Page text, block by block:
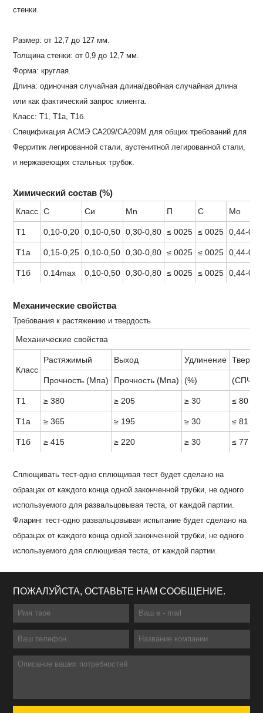
стенки.
Размер: от 12,7 до 127 мм.
Толщина стенки: от 0,9 до 12,7 мм.
Форма: круглая.
Длина: одиночная случайная длина/двойная случайная длина
или как фактический запрос клиента.
Класс: Т1, Т1а, Т1б.
Спецификация АСМЭ СА209/СА209М для общих требований для
Ферритик легированной стали, аустенитной легированной стали,
и нержавеющих стальных трубок.
Химический состав (%)
Класс С Си Mn П С Мо
Т1 0,10-0,20 0,10-0,50 0,30-0,80 ≤ 0025 ≤ 0025 0,44-
Т1а 0,15-0,25 0,10-0,50 0,30-0,80 ≤ 0025 ≤ 0025 0,44-
Т1б 0.14max 0,10-0,50 0,30-0,80 ≤ 0025 ≤ 0025 0,44-
Механические свойства
Требования к растяжению и твердость
Механические свойства
Класс
Растяжимый Выход Удлинение
Прочность (Мпа) Прочность (Мпа) (%) (СПЧ)
Т1 ≥ 380 ≥ 205 ≥ 30 ≤ 80
Т1а ≥ 365 ≥ 195 ≥ 30 ≤ 81
Т1б ≥ 415 ≥ 220 ≥ 30 ≤ 77
Сплющивать тест-одно сплющивая тест будет сделано на
образцах от каждого конца одной законченной трубки, не одного
используемого для развальцовывая теста, от каждой партии.
Фларинг тест-одно развальцовывая испытание будет сделано на
образцах от каждого конца одной законченной трубки, не одного
используемого для сплющивая теста, от каждой партии.
ПОЖАЛУЙСТА, ОСТАВЬТЕ НАМ СООБЩЕНИЕ.